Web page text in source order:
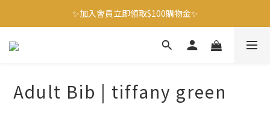
🌟爸爸好神 指定都會包/成人圍裙 單件9折 第2件88折 🌟
✨加入會員立即領取$100購物金✨
✨官方LINE好友募集中 送$50購物金✨
Adult Bib | tiffany green